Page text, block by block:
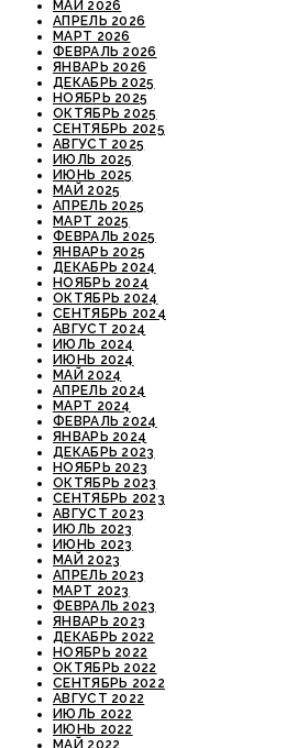
МАЙ 2026
АПРЕЛЬ 2026
МАРТ 2026
ФЕВРАЛЬ 2026
ЯНВАРЬ 2026
ДЕКАБРЬ 2025
НОЯБРЬ 2025
ОКТЯБРЬ 2025
СЕНТЯБРЬ 2025
АВГУСТ 2025
ИЮЛЬ 2025
ИЮНЬ 2025
МАЙ 2025
АПРЕЛЬ 2025
МАРТ 2025
ФЕВРАЛЬ 2025
ЯНВАРЬ 2025
ДЕКАБРЬ 2024
НОЯБРЬ 2024
ОКТЯБРЬ 2024
СЕНТЯБРЬ 2024
АВГУСТ 2024
ИЮЛЬ 2024
ИЮНЬ 2024
МАЙ 2024
АПРЕЛЬ 2024
МАРТ 2024
ФЕВРАЛЬ 2024
ЯНВАРЬ 2024
ДЕКАБРЬ 2023
НОЯБРЬ 2023
ОКТЯБРЬ 2023
СЕНТЯБРЬ 2023
АВГУСТ 2023
ИЮЛЬ 2023
ИЮНЬ 2023
МАЙ 2023
АПРЕЛЬ 2023
МАРТ 2023
ФЕВРАЛЬ 2023
ЯНВАРЬ 2023
ДЕКАБРЬ 2022
НОЯБРЬ 2022
ОКТЯБРЬ 2022
СЕНТЯБРЬ 2022
АВГУСТ 2022
ИЮЛЬ 2022
ИЮНЬ 2022
МАЙ 2022